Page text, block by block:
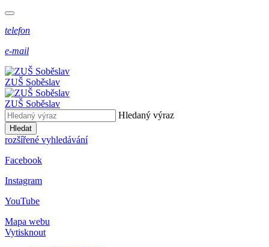
telefon
e-mail
ZUŠ Soběslav
ZUŠ Soběslav
Hledaný výraz
Hledat
rozšířené vyhledávání
Facebook
Instagram
YouTube
Mapa webu
Vytisknout